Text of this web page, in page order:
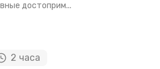
достоприм...
2 часа